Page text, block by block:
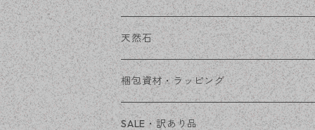
その他
天然石
穴あき
穴なし
梱包資材・ラッピング
発送ボックス
SALE・訳あり品